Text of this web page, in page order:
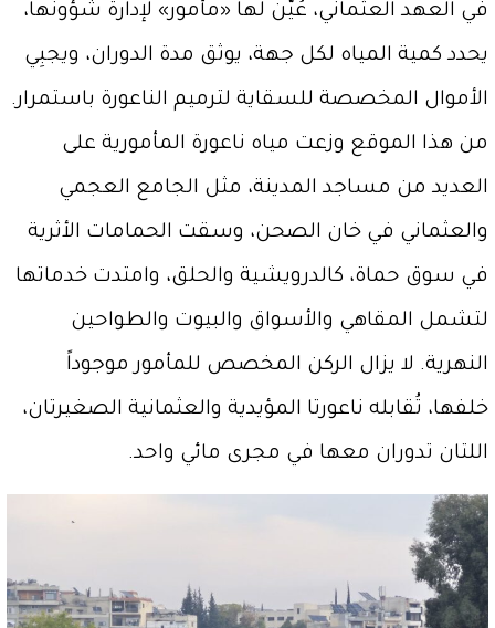
في العهد العثماني، عُيّن لها «مأمور» لإدارة شؤونها،
يحدد كمية المياه لكل جهة، يوثق مدة الدوران، ويجبِي
الأموال المخصصة للسقاية لترميم الناعورة باستمرار.
من هذا الموقع وزعت مياه ناعورة المأمورية على
العديد من مساجد المدينة، مثل الجامع العجمي
والعثماني في خان الصحن، وسقت الحمامات الأثرية
في سوق حماة، كالدرويشية والحلق، وامتدت خدماتها
لتشمل المقاهي والأسواق والبيوت والطواحين
النهرية. لا يزال الركن المخصص للمأمور موجوداً
خلفها، تُقابله ناعورتا المؤيدية والعثمانية الصغيرتان،
اللتان تدوران معها في مجرى مائي واحد.